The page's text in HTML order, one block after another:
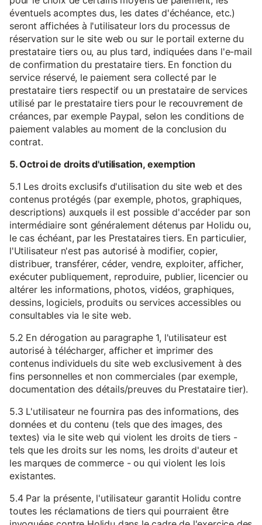
éventuels acomptes dus, les dates d'échéance, etc.)
seront affichées à l'utilisateur lors du processus de
réservation sur le site web ou sur le portail externe du
prestataire tiers ou, au plus tard, indiquées dans l'e-mail
de confirmation du prestataire tiers. En fonction du
service réservé, le paiement sera collecté par le
prestataire tiers respectif ou un prestataire de services
utilisé par le prestataire tiers pour le recouvrement de
créances, par exemple Paypal, selon les conditions de
paiement valables au moment de la conclusion du
contrat.
5. Octroi de droits d'utilisation, exemption
5.1 Les droits exclusifs d'utilisation du site web et des
contenus protégés (par exemple, photos, graphiques,
descriptions) auxquels il est possible d'accéder par son
intermédiaire sont généralement détenus par Holidu ou,
le cas échéant, par les Prestataires tiers. En particulier,
l'Utilisateur n'est pas autorisé à modifier, copier,
distribuer, transférer, céder, vendre, exploiter, afficher,
exécuter publiquement, reproduire, publier, licencier ou
altérer les informations, photos, vidéos, graphiques,
dessins, logiciels, produits ou services accessibles ou
consultables via le site web.
5.2 En dérogation au paragraphe 1, l'utilisateur est
autorisé à télécharger, afficher et imprimer des
contenus individuels du site web exclusivement à des
fins personnelles et non commerciales (par exemple,
documentation des détails/preuves du Prestataire tier).
5.3 L'utilisateur ne fournira pas des informations, des
données et du contenu (tels que des images, des
textes) via le site web qui violent les droits de tiers -
tels que les droits sur les noms, les droits d'auteur et
les marques de commerce - ou qui violent les lois
existantes.
5.4 Par la présente, l'utilisateur garantit Holidu contre
toutes les réclamations de tiers qui pourraient être